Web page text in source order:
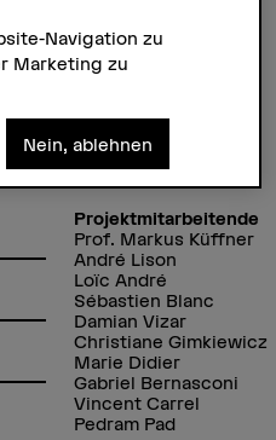
Projektmitarbeitende
Prof. Markus Küffner
André Lison
Loïc André
Sébastien Blanc
Damian Vizar
Christiane Gimkiewicz
Marie Didier
Gabriel Bernasconi
Vincent Carrel
Pedram Pad
Navigation zu
Marketing zu
Nein, ablehnen